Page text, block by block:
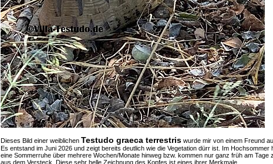
Dieses Bild einer weiblichen Testudo graeca terrestriswurde mir von einem Freund
Es entstand im Juni 2026 und zeigt bereits deutlich wie die Vegetation dürr ist. Im Hochsommer
eine Sommerruhe über mehrere Wochen/Monate hinweg bzw. kommen nur ganz früh am Tage
aus dem Versteck. Diese sehr helle Zeichnung des Kopfes ist eines ihrer Merkmale.